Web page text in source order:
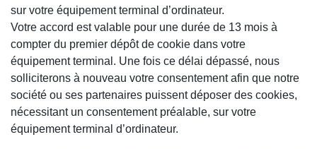
sur votre équipement terminal d’ordinateur.
Votre accord est valable pour une durée de 13 mois à
compter du premier dépôt de cookie dans votre
équipement terminal. Une fois ce délai dépassé, nous
solliciterons à nouveau votre consentement afin que notre
société ou ses partenaires puissent déposer des cookies,
nécessitant un consentement préalable, sur votre
équipement terminal d’ordinateur.